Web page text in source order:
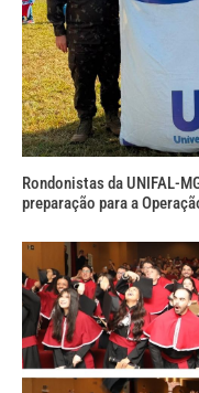
Rondonistas da UNIFAL-
preparação para a